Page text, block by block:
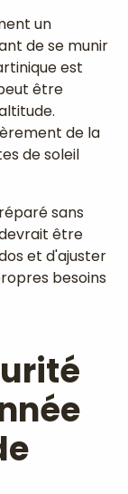
un
de se munir
est
être
de la
de soleil
sans
être
et d'ajuster
besoins